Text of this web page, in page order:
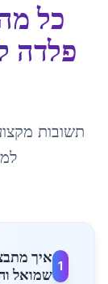
כל
פלדה
תשובות
1
איך
שמואל